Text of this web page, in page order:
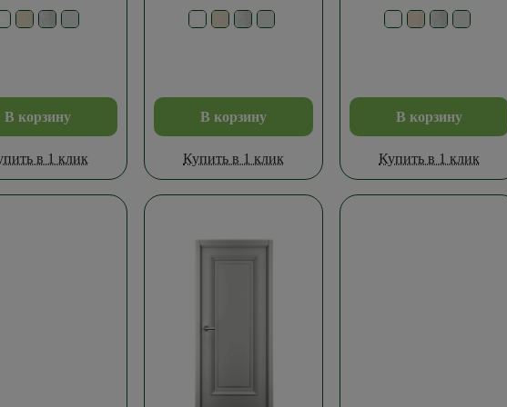
В корзину
в 1 клик
В корзину
Купить в 1 клик
В корзину
Купить в 1 клик